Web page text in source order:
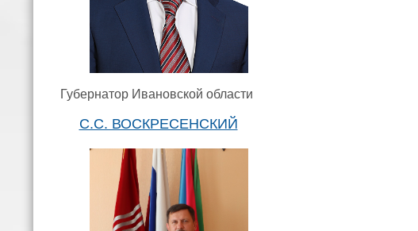
Губернатор Ивановской области
С.С. ВОСКРЕСЕНСКИЙ